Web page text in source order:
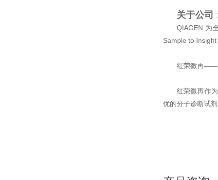
关于公司
QIAGEN 为
Sample to
红荣微再——
红荣微再作
优的分子诊断试